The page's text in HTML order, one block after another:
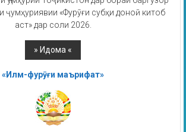
ҷумҳуриявии «Фурӯғи субҳи доноӣ китоб
аст» дар соли 2026.
«Илм-фурӯғи маърифат»